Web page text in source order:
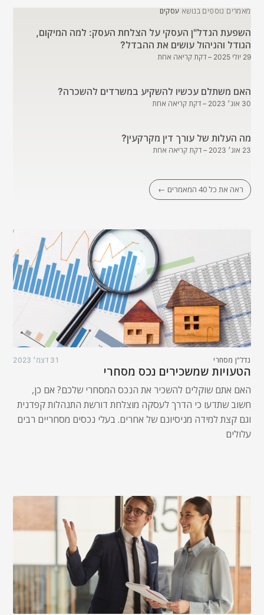
מאמרים נוספים בנושא עסקים
השפעת הנדל"ן העסקי על הצלחת העסק: למה המיקום,
הגודל והניהול עושים את ההבדל?
29 יולי 2025 – דקת קריאה אחת
האם משתלם עכשיו להשקיע במשרדים להשכרה?
30 אוג׳ 2023 – דקת קריאה אחת
מה העלות של עורך דין מקרקעין?
23 אוג׳ 2023 – דקת קריאה אחת
ראה את כל 40 המאמרים ←
נדל"ן מסחרי 31 דצמ׳ 2023
הטעויות שמשכירים נכס מסחרי
האם אתם שוקלים להשכיר את הנכס המסחרי שלכם? אם כן,
חשוב שתדעו כי הדרך לעסקה מוצלחת דורשת התנהלות קפדנית
וגם קצת למידה מניסיונם של אחרים. בעלי נכסים מסחריים רבים
עלולים